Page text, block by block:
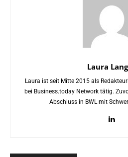
Laura
Laura ist seit Mitte 2015 als
bei Business.today Network tätig.
Abschluss in BWL mit